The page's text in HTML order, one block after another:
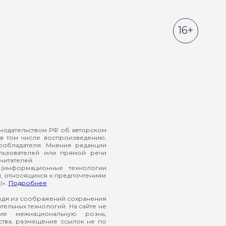
РФ об авторском
числе воспроизведению,
Мнение редакции
или прямой речи
технологии
относящихся к предпочтениям
Подробнее
из соображений сохранения
технологий. На сайте не
межнациональную рознь,
размещение ссылок не по
16+